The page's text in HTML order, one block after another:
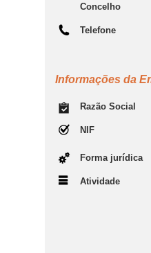
Concelho
Telefone
Informações da
Razão Social
NIF
Forma jurídica
Atividade